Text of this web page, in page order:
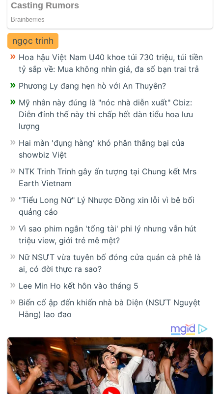
ngọc trinh
Hoa hậu Việt Nam U40 khoe túi 730 triệu, túi tiền
tỷ sắp về: Mua không nhìn giá, đa số bạn trai trả
Phương Ly đang hẹn hò với An Thuyên?
Mỹ nhân này đúng là "nóc nhà diễn xuất" Cbiz:
Diễn đỉnh thế này thì chấp hết dàn tiểu hoa lưu
lượng
Hai màn 'đụng hàng' khó phân thắng bại của
showbiz Việt
NTK Trinh Trinh gây ấn tượng tại Chung kết Mrs
Earth Vietnam
"Tiểu Long Nữ" Lý Nhược Đồng xin lỗi vì bê bối
quảng cáo
Vì sao phim ngắn 'tổng tài' phi lý nhưng vẫn hút
triệu view, giới trẻ mê mệt?
Nữ NSƯT vừa tuyên bố đóng cửa quán cà phê là
ai, có đời thực ra sao?
Lee Min Ho kết hôn vào tháng 5
Biến cố ập đến khiến nhà bà Diện (NSƯT Nguyệt
Hằng) lao đao